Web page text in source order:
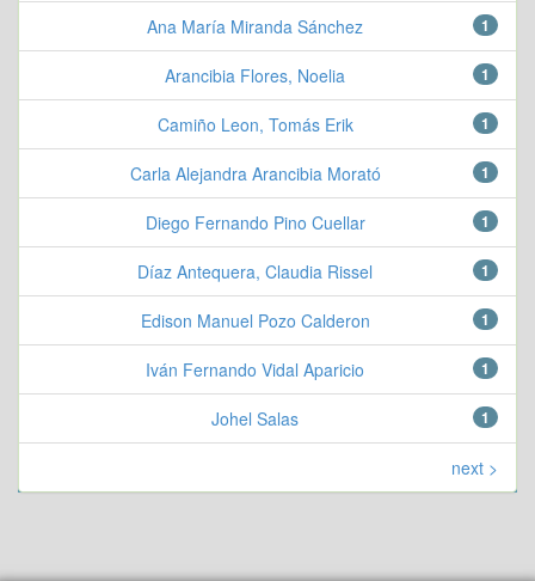
1
Ana María Miranda Sánchez
1
Arancibia Flores, Noelia
1
Camiño Leon, Tomás Erik
1
Carla Alejandra Arancibia Morató
1
Diego Fernando Pino Cuellar
1
Díaz Antequera, Claudia Rissel
1
Edison Manuel Pozo Calderon
1
Iván Fernando Vidal Aparicio
1
Johel Salas
next >